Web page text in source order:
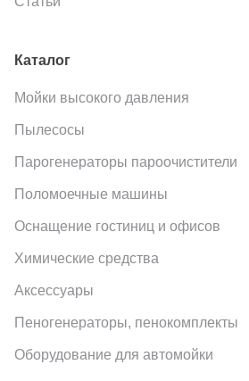
Каталог
Мойки высокого давления
Пылесосы
Парогенераторы пароочистители
Поломоечные машины
Оснащение гостиниц и офисов
Химические средства
Аксессуары
Пеногенераторы, пенокомплекты
Оборудование для автомойки